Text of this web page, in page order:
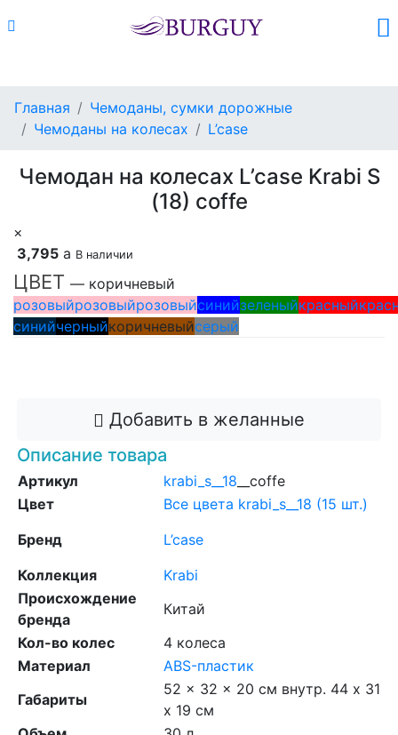
Главная
Чемоданы, сумки дорожные
Чемоданы на колесах
L’case
Чемодан на колесах L’case Krabi S
(18) coffe
×
3,795 a В наличии
ЦВЕТ — коричневый
розовыйрозовыйрозовыйсинийзеленыйкрасный
синийчерныйкоричневыйсерый
Добавить в желанные
Описание товара
Артикул krabi_s__18 __coffe
Цвет
Все цвета krabi_s__18 (15 шт.)
Бренд
L’case
Коллекция
Krabi
Происхождение
бренда
Китай
Кол-во колес
4 колеса
Материал
ABS-пластик
Габариты
52 x 32 x 20 см внутр. 44 х 31
х 19 см